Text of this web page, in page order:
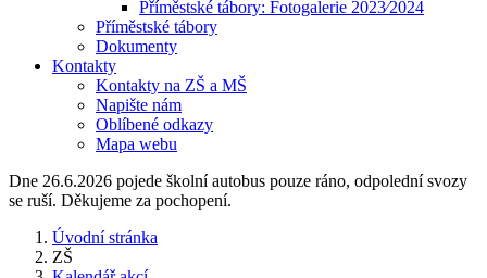
Příměstské tábory: Fotogalerie 2023⁄2024
Příměstské tábory
Dokumenty
Kontakty
Kontakty na ZŠ a MŠ
Napište nám
Oblíbené odkazy
Mapa webu
Dne 26.6.2026 pojede školní autobus pouze ráno, odpolední svozy
se ruší. Děkujeme za pochopení.
Úvodní stránka
ZŠ